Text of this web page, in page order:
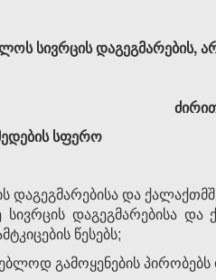
სივრცის დაგეგმარების,
სფერო
დაგეგმარებისა და
სივრცის დაგეგმარებისა
წესებს;
გამოყენების